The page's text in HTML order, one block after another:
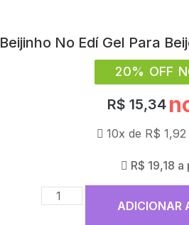
Beijinho No Edí Gel Para
20% OFF
R$ 15,34
10x de R$ 1,92
R$ 19,18 a
ADICIONAR